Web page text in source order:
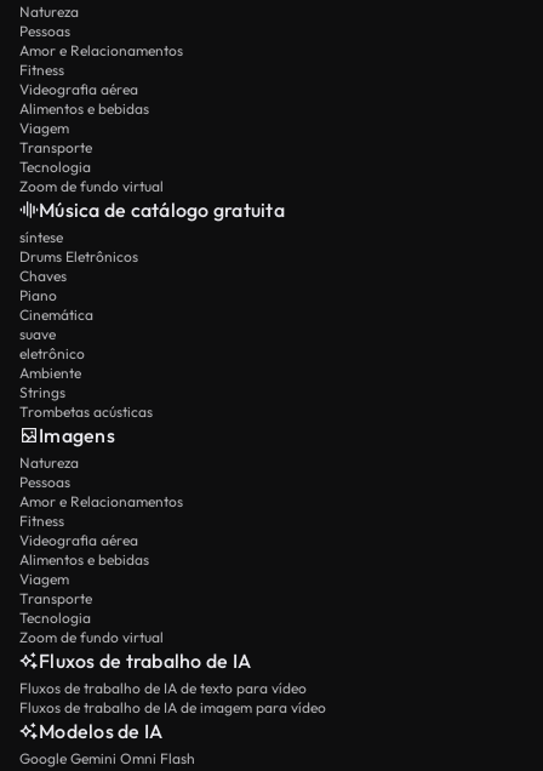
Natureza
Pessoas
Amor e Relacionamentos
Fitness
Videografia aérea
Alimentos e bebidas
Viagem
Transporte
Tecnologia
Zoom de fundo virtual
Música de catálogo gratuita
síntese
Drums Eletrônicos
Chaves
Piano
Cinemática
suave
eletrônico
Ambiente
Strings
Trombetas acústicas
Imagens
Natureza
Pessoas
Amor e Relacionamentos
Fitness
Videografia aérea
Alimentos e bebidas
Viagem
Transporte
Tecnologia
Zoom de fundo virtual
Fluxos de trabalho de IA
Fluxos de trabalho de IA de texto para vídeo
Fluxos de trabalho de IA de imagem para vídeo
Modelos de IA
Google Gemini Omni Flash